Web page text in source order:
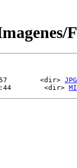
<dir> JPG
9:44        <dir>